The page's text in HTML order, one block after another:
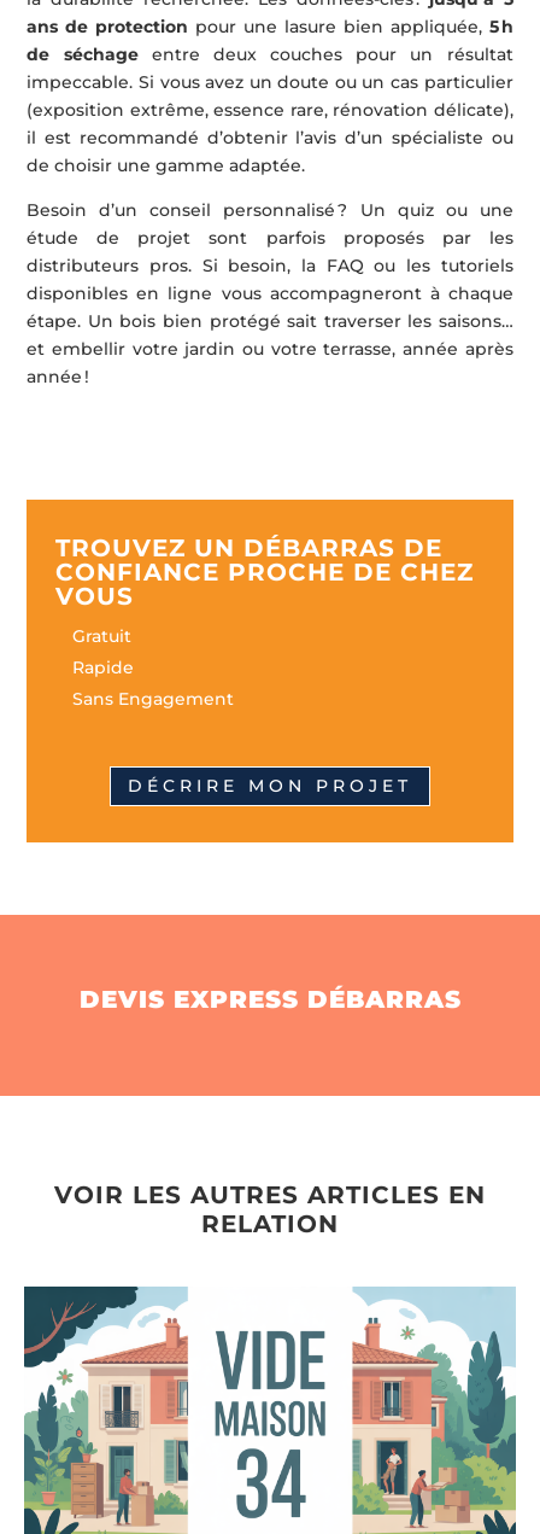
ans de protection pour une lasure bien appliquée, 5 h
de séchageentre deux couches pour un résultat
impeccable. Si vous avez un doute ou un cas particulier
(exposition extrême, essence rare, rénovation délicate),
il est recommandé d’obtenir l’avis d’un spécialiste ou
de choisir une gamme adaptée.
Besoin d’un conseil personnalisé ? Un quiz ou une
étude de projet sont parfois proposés par les
distributeurs pros. Si besoin, la FAQ ou les tutoriels
disponibles en ligne vous accompagneront à chaque
étape. Un bois bien protégé sait traverser les saisons…
et embellir votre jardin ou votre terrasse, année après
année !
TROUVEZ UN DÉBARRAS DE
CONFIANCE PROCHE DE CHEZ
VOUS
Gratuit
Rapide
Sans Engagement
DÉCRIRE MON PROJET
DEVIS EXPRESS DÉBARRAS
VOIR LES AUTRES ARTICLES EN
RELATION